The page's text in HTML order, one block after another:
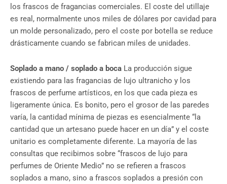
los frascos de fragancias comerciales. El coste del utillaje
es real, normalmente unos miles de dólares por cavidad para
un molde personalizado, pero el coste por botella se reduce
drásticamente cuando se fabrican miles de unidades.
Soplado a mano / soplado a boca La producción sigue
existiendo para las fragancias de lujo ultranicho y los
frascos de perfume artísticos, en los que cada pieza es
ligeramente única. Es bonito, pero el grosor de las paredes
varía, la cantidad mínima de piezas es esencialmente “la
cantidad que un artesano puede hacer en un día” y el coste
unitario es completamente diferente. La mayoría de las
consultas que recibimos sobre “frascos de lujo para
perfumes de Oriente Medio” no se refieren a frascos
soplados a mano, sino a frascos soplados a presión con